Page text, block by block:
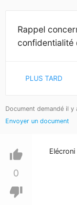
Rappel
confidentialité
PLUS TARD
Document demandé il y
Envoyer un document
thumb_up
0
thumb_down
Elécroni